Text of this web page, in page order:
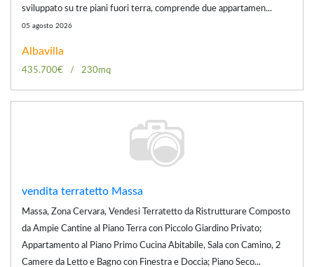
sviluppato su tre piani fuori terra, comprende due appartamen...
05 agosto 2026
Albavilla
435.700€ 230mq
vendita terratetto Massa
Massa, Zona Cervara, Vendesi Terratetto da Ristrutturare Composto
da Ampie Cantine al Piano Terra con Piccolo Giardino Privato;
Appartamento al Piano Primo Cucina Abitabile, Sala con Camino, 2
Camere da Letto e Bagno con Finestra e Doccia; Piano Seco...